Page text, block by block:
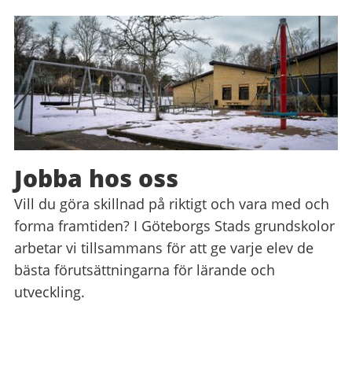
Jobba hos oss
Vill du göra skillnad på riktigt och vara med och
forma framtiden? I Göteborgs Stads grundskolor
arbetar vi tillsammans för att ge varje elev de
bästa förutsättningarna för lärande och
utveckling.